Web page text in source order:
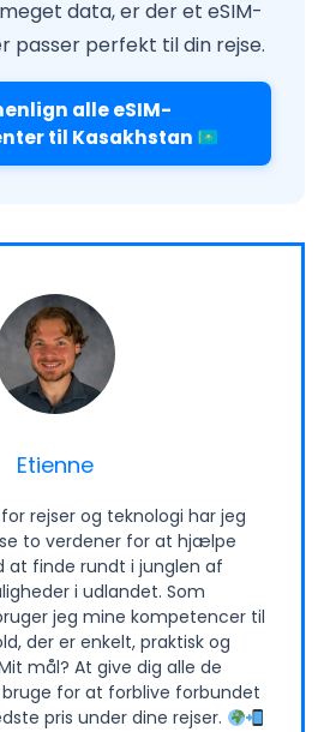
data, er der et eSIM-
passer perfekt til din rejse.
alle eSIM-
til Kasakhstan
Etienne
rejser og teknologi har jeg
to verdener for at hjælpe
at finde rundt i junglen af
i udlandet. Som
jeg mine kompetencer til
der er enkelt, praktisk og
mål? At give dig alle de
for at forblive forbundet
pris under dine rejser.